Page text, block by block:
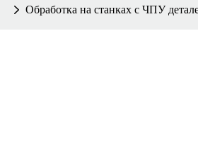
Обработка на станках с ЧПУ